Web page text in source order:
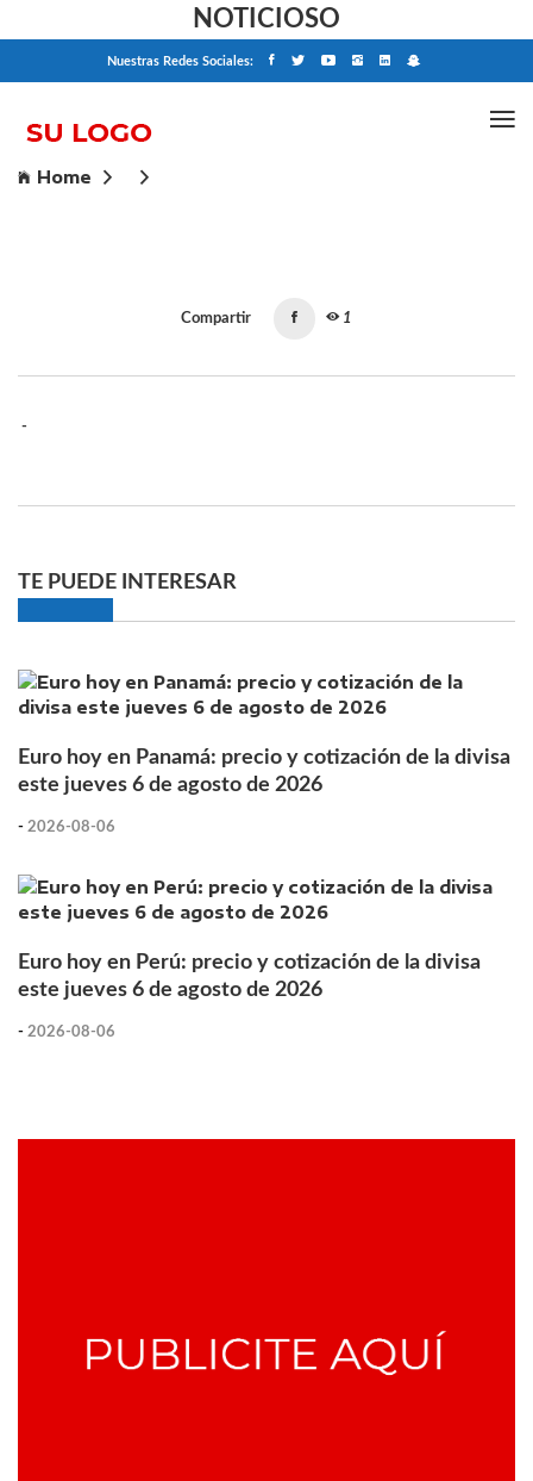
NOTICIOSO
Nuestras Redes Sociales:
Home
Compartir 1
-
TE PUEDE INTERESAR
Euro hoy en Panamá: precio y cotización de la divisa
este jueves 6 de agosto de 2026
- 2026-08-06
Euro hoy en Perú: precio y cotización de la divisa
este jueves 6 de agosto de 2026
- 2026-08-06